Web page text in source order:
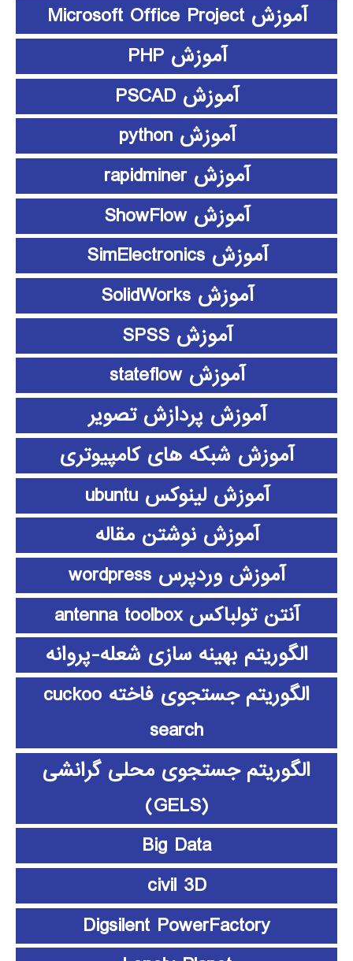
آموزش Microsoft Office Project
آموزش PHP
آموزش PSCAD
آموزش python
آموزش rapidminer
آموزش ShowFlow
آموزش SimElectronics
آموزش SolidWorks
آموزش SPSS
آموزش stateflow
آموزش پردازش تصویر
آموزش شبکه های کامپیوتری
آموزش لینوکس ubuntu
آموزش نوشتن مقاله
آموزش وردپرس wordpress
آنتن تولباکس antenna toolbox
الگوریتم بهینه سازی شعله-پروانه
الگوریتم جستجوی فاخته cuckoo
search
الگوریتم جستجوی محلی گرانشی
(GELS)
Big Data
civil 3D
Digsilent PowerFactory